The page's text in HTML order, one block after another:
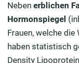
Neben erblichen
Hormonspiegel
Frauen, welche
haben statistisch
Density